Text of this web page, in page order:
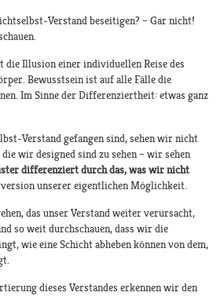
Verstand beseitigen? – Gar nicht!
die Illusion einer individuellen Reise des
Bewusstsein ist auf alle Fälle die
Im Sinne der Differenziertheit: etwas ganz
Verstand gefangen sind, sehen wir nicht
wir designed sind zu sehen – wir sehen
differenziert durch das, was wir nicht
unserer eigentlichen Möglichkeit.
das unser Verstand weiter verursacht,
so weit durchschauen, dass wir die
wie eine Schicht abheben können von dem,
dieses Verstandes erkennen wir den